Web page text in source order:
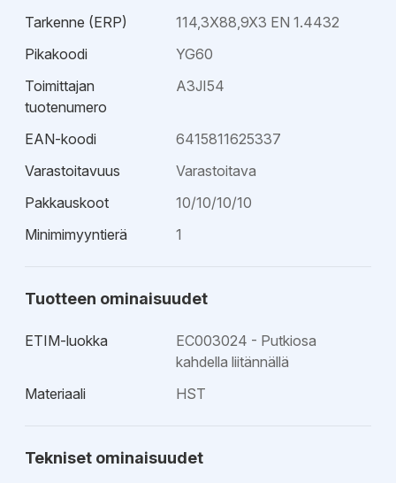
Tarkenne (ERP)
114,3X88,9X3 EN 1.4432
Pikakoodi
YG60
Toimittajan
tuotenumero
A3JI54
EAN-koodi
6415811625337
Varastoitavuus
Varastoitava
Pakkauskoot
10/10/10/10
Minimimyyntierä
1
Tuotteen ominaisuudet
ETIM-luokka
EC003024 - Putkiosa
kahdella liitännällä
Materiaali
HST
Tekniset ominaisuudet